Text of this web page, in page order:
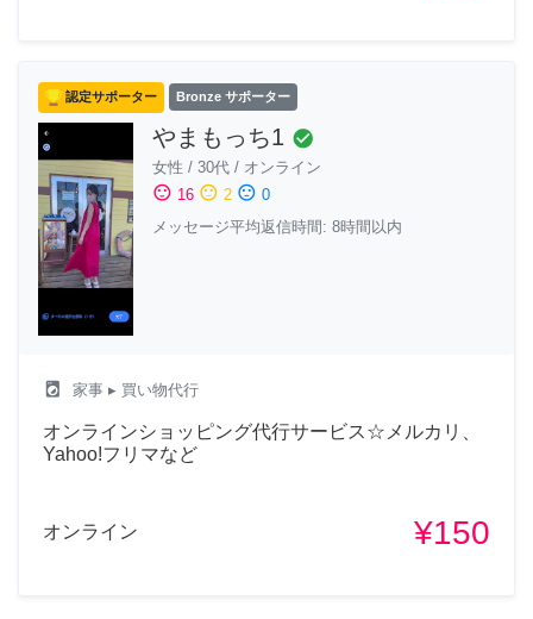
認定サポーター Bronze サポーター
やまもっち1 check_circle
女性 / 30代 / オンライン
sentiment_satisfied 16 sentiment_neutral 2 sentiment_dissatisfied 0
メッセージ平均返信時間: 8時間以内
local_laundry_service 家事 ▸ 買い物代行
オンラインショッピング代行サービス☆メルカリ、
Yahoo!フリマなど
オンライン ¥150